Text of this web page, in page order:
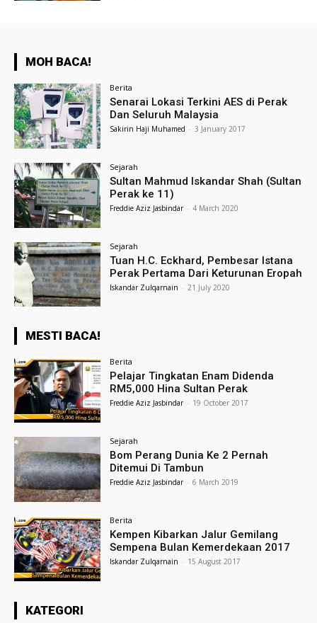
MOH BACA!
Berita
Senarai Lokasi Terkini AES di Perak
Dan Seluruh Malaysia
Sakirin Haji Muhamed - 3 January 2017
Sejarah
Sultan Mahmud Iskandar Shah (Sultan
Perak ke 11)
Freddie Aziz Jasbindar - 4 March 2020
Sejarah
Tuan H.C. Eckhard, Pembesar Istana
Perak Pertama Dari Keturunan Eropah
Iskandar Zulqarnain - 21 July 2020
MESTI BACA!
Berita
Pelajar Tingkatan Enam Didenda
RM5,000 Hina Sultan Perak
Freddie Aziz Jasbindar - 19 October 2017
Sejarah
Bom Perang Dunia Ke 2 Pernah
Ditemui Di Tambun
Freddie Aziz Jasbindar - 6 March 2019
Berita
Kempen Kibarkan Jalur Gemilang
Sempena Bulan Kemerdekaan 2017
Iskandar Zulqarnain - 15 August 2017
KATEGORI